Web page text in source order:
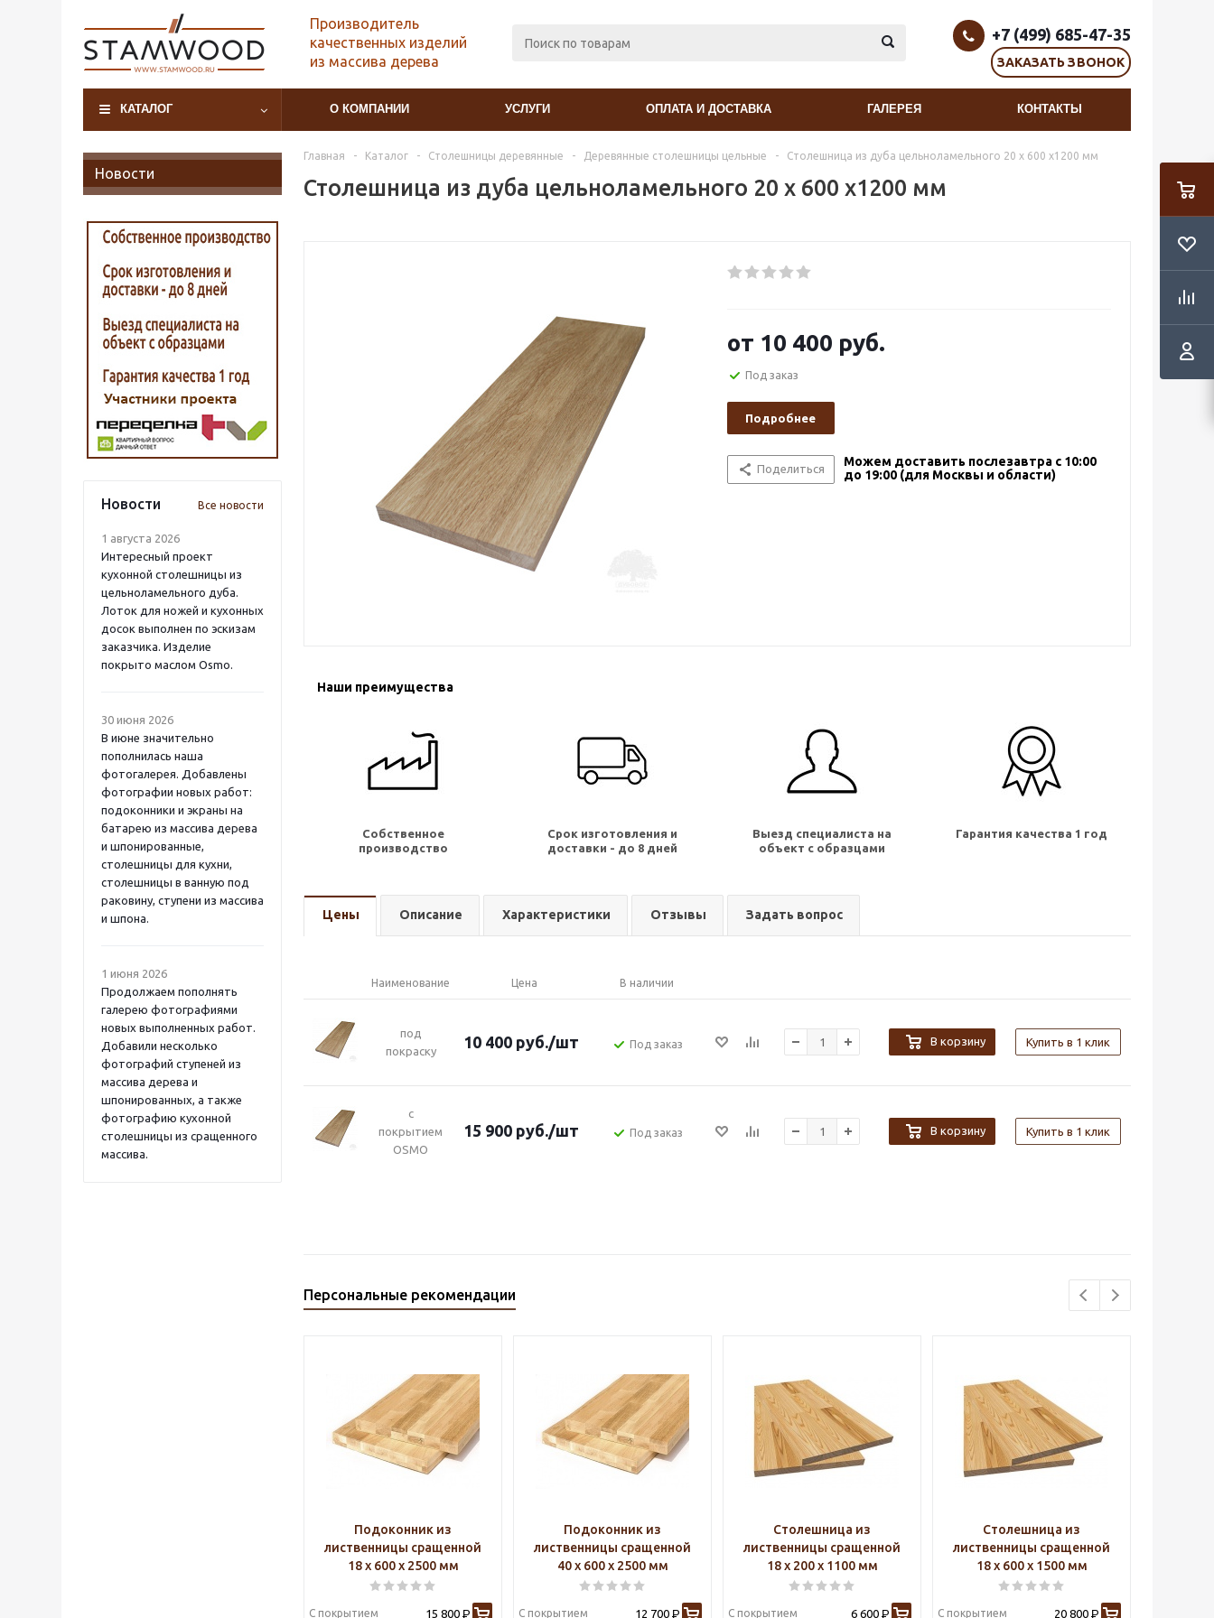
Производитель
качественных изделий
из массива дерева
+7 (499) 685-47-35
ЗАКАЗАТЬ ЗВОНОК
КАТАЛОГ О КОМПАНИИ УСЛУГИ ОПЛАТА И ДОСТАВКА ГАЛЕРЕЯ КОНТАКТЫ
Новости
Новости Все новости
1 августа 2026
Интересный проект
кухонной столешницы из
цельноламельного дуба.
Лоток для ножей и кухонных
досок выполнен по эскизам
заказчика. Изделие
покрыто маслом Osmo.
30 июня 2026
В июне значительно
пополнилась наша
фотогалерея. Добавлены
фотографии новых работ:
подоконники и экраны на
батарею из массива дерева
и шпонированные,
столешницы для кухни,
столешницы в ванную под
раковину, ступени из массива
и шпона.
1 июня 2026
Продолжаем пополнять
галерею фотографиями
новых выполненных работ.
Добавили несколько
фотографий ступеней из
массива дерева и
шпонированных, а также
фотографию кухонной
столешницы из сращенного
массива.
Главная - Каталог - Столешницы деревянные - Деревянные столешницы цельные - Столешница из дуба цельноламельного 20 х 600 х1200 мм
Столешница из дуба цельноламельного 20 х 600 х1200 мм
от 10 400 руб.
Под заказ
Подробнее
Поделиться
Можем доставить послезавтра с 10:00
до 19:00 (для Москвы и области)
Наши преимущества
Собственное
производство
Срок изготовления и
доставки - до 8 дней
Выезд специалиста на
объект с образцами
Гарантия качества 1 год
Цены Описание Характеристики Отзывы Задать вопрос
Наименование Цена В наличии
под
покраску
10 400 руб./шт Под заказ В корзину Купить в 1 клик
с
покрытием
OSMO
15 900 руб./шт Под заказ В корзину Купить в 1 клик
Персональные рекомендации
Подоконник из
лиственницы сращенной
18 х 600 х 2500 мм
С покрытием 15 800 Р
Подоконник из
лиственницы сращенной
40 х 600 х 2500 мм
С покрытием 12 700 Р
Столешница из
лиственницы сращенной
18 х 200 х 1100 мм
С покрытием 6 600 Р
Столешница из
лиственницы сращенной
18 х 600 х 1500 мм
С покрытием 20 800 Р